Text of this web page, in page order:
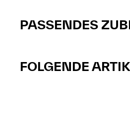
PASSENDES
FOLGENDE